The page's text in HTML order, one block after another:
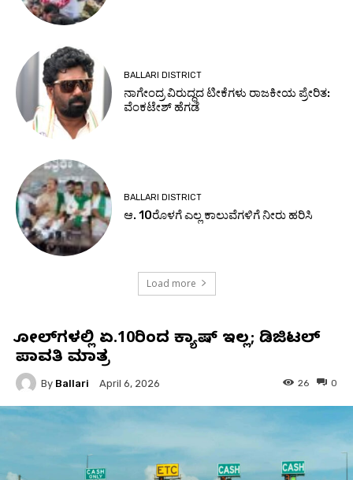
BALLARI DISTRICT
ನಾಗೇಂದ್ರ ವಿರುದ್ಧದ ಟೀಕೆಗಳು ರಾಜಕೀಯ ಪ್ರೇರಿತ:
ವೆಂಕಟೇಶ್ ಹೆಗಡೆ
BALLARI DISTRICT
ಆ. 10ರೊಳಗೆ ಎಲ್ಲ ಕಾಲುವೆಗಳಿಗೆ ನೀರು ಹರಿಸಿ
Load more